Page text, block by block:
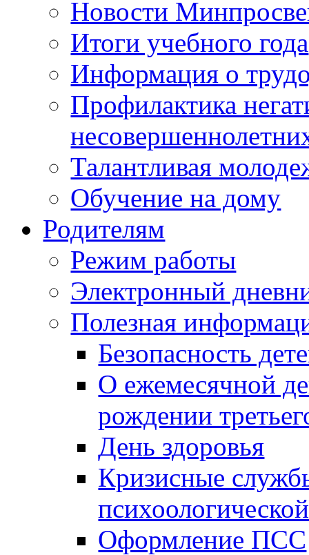
Новости
Итоги учебного года
Информация о
Профилактика
Талантливая
Обучение на дому
Родителям
Режим работы
Электронный
Полезная
Безопасность
О ежемесячной
рождении
День здоровья
Кризисные
Оформление ПСС